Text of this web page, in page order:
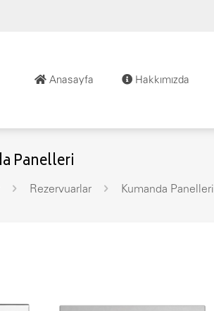
Anasayfa Hakkımızda
Panelleri
Rezervuarlar Kumanda Panelleri